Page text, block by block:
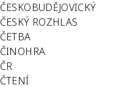
ČESKOBUDĚJOVICKÝ
ČESKÝ ROZHLAS
ČETBA
ČINOHRA
ČR
ČTENÍ